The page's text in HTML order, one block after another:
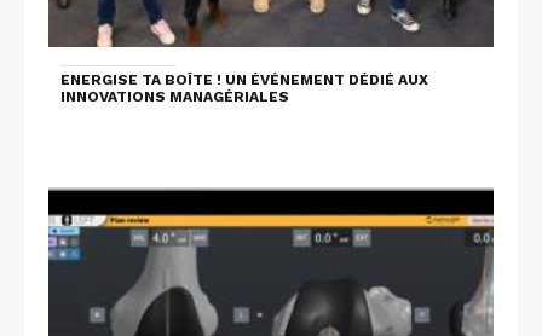
ENERGISE TA BOÎTE ! UN ÉVÉNEMENT DÉDIÉ AUX
INNOVATIONS MANAGÉRIALES